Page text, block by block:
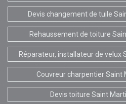
Devis changement de tuile
Rehaussement de toiture
Réparateur, installateur de velux
Couvreur charpentier Saint
Devis toiture Saint